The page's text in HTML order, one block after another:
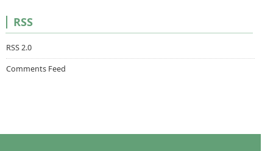
RSS
RSS 2.0
Comments Feed